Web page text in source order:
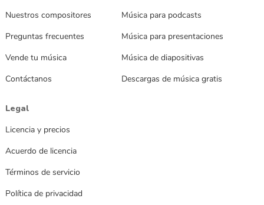
Nuestros compositores
Preguntas frecuentes
Vende tu música
Contáctanos
Música para podcasts
Música para presentaciones
Música de diapositivas
Descargas de música gratis
Legal
Licencia y precios
Acuerdo de licencia
Términos de servicio
Política de privacidad